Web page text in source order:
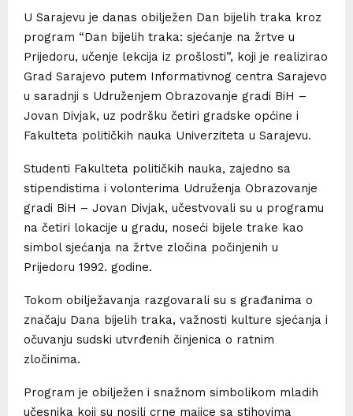
U Sarajevu je danas obilježen Dan bijelih traka kroz
program “Dan bijelih traka: sjećanje na žrtve u
Prijedoru, učenje lekcija iz prošlosti”, koji je realizirao
Grad Sarajevo putem Informativnog centra Sarajevo
u saradnji s Udruženjem Obrazovanje gradi BiH –
Jovan Divjak, uz podršku četiri gradske općine i
Fakulteta političkih nauka Univerziteta u Sarajevu.
Studenti Fakulteta političkih nauka, zajedno sa
stipendistima i volonterima Udruženja Obrazovanje
gradi BiH – Jovan Divjak, učestvovali su u programu
na četiri lokacije u gradu, noseći bijele trake kao
simbol sjećanja na žrtve zločina počinjenih u
Prijedoru 1992. godine.
Tokom obilježavanja razgovarali su s građanima o
značaju Dana bijelih traka, važnosti kulture sjećanja i
očuvanju sudski utvrđenih činjenica o ratnim
zločinima.
Program je obilježen i snažnom simbolikom mladih
učesnika koji su nosili crne majice sa stihovima